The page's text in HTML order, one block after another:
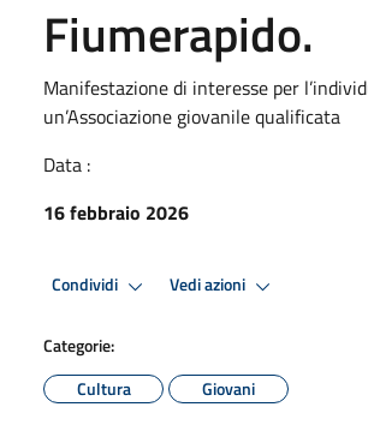
Fiumerapido.
Manifestazione di interesse per
un’Associazione giovanile qualificata
Data :
16 febbraio 2026
Condividi Vedi azioni
Categorie:
Cultura
Giovani